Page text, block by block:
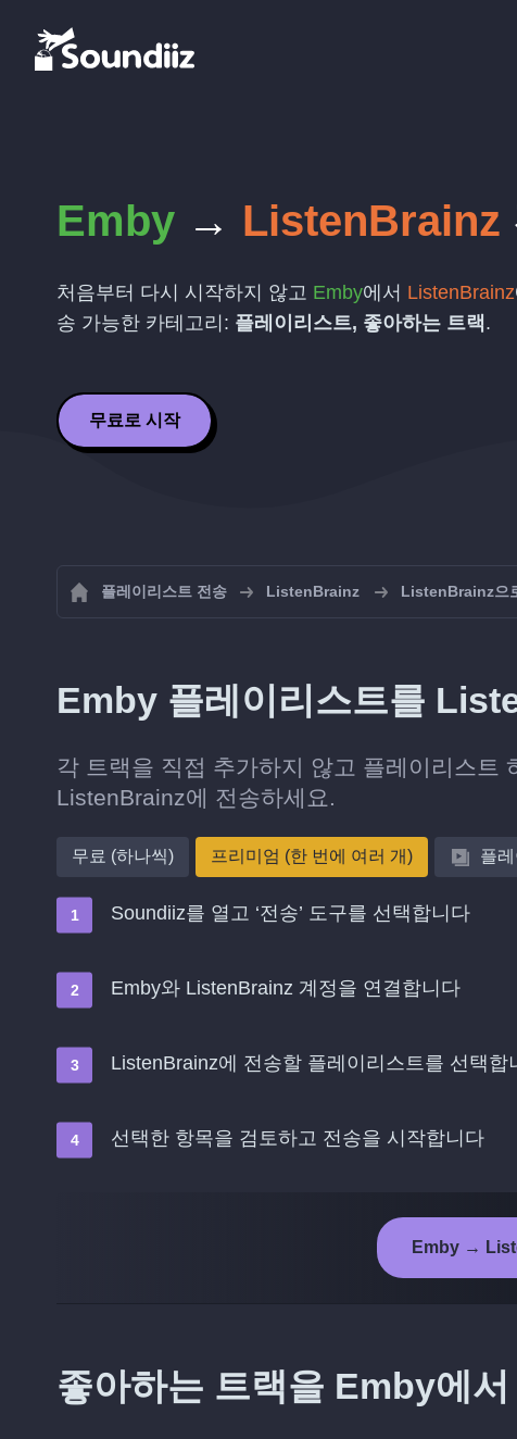
Emby → ListenBrainz
처음부터 다시 시작하지 않고 Emby에서 ListenBrainz
송 가능한 카테고리: 플레이리스트, 좋아하는 트랙.
무료로 시작
플레이리스트 전송 ListenBrainz ListenBrainz으
Emby 플레이리스트를
각 트랙을 직접 추가하지 않고 플레이리스트
ListenBrainz에 전송하세요.
무료 (하나씩) 프리미엄 (한 번에 여러 개) 플
Soundiiz를 열고 ‘전송’ 도구를 선택합니다
Emby와 ListenBrainz 계정을 연결합니다
ListenBrainz에 전송할 플레이리스트를 선택합
선택한 항목을 검토하고 전송을 시작합니다
Emby →
좋아하는 트랙을 Emby에